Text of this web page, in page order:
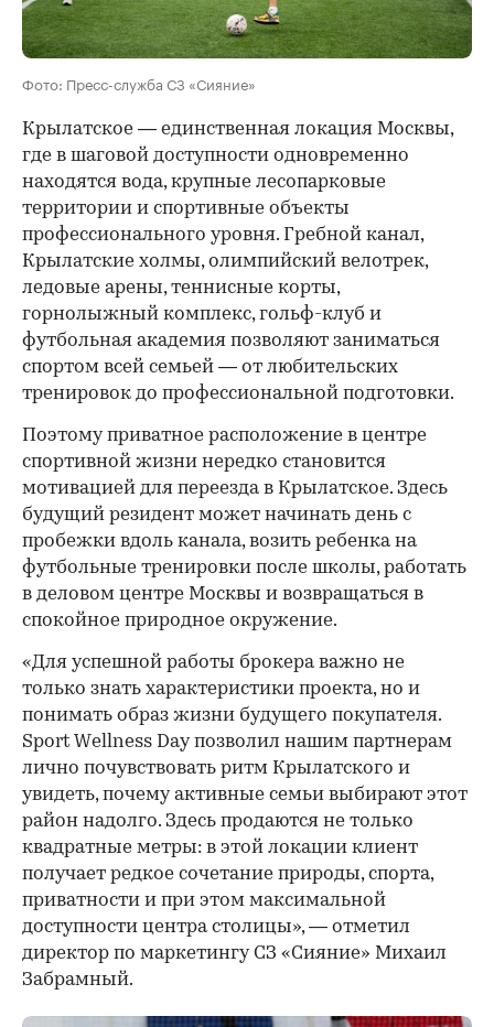
Фото: Пресс-служба СЗ «Сияние»
Крылатское — единственная локация Москвы,
где в шаговой доступности одновременно
находятся вода, крупные лесопарковые
территории и спортивные объекты
профессионального уровня. Гребной канал,
Крылатские холмы, олимпийский велотрек,
ледовые арены, теннисные корты,
горнолыжный комплекс, гольф-клуб и
футбольная академия позволяют заниматься
спортом всей семьей — от любительских
тренировок до профессиональной подготовки.
Поэтому приватное расположение в центре
спортивной жизни нередко становится
мотивацией для переезда в Крылатское. Здесь
будущий резидент может начинать день с
пробежки вдоль канала, возить ребенка на
футбольные тренировки после школы, работать
в деловом центре Москвы и возвращаться в
спокойное природное окружение.
«Для успешной работы брокера важно не
только знать характеристики проекта, но и
понимать образ жизни будущего покупателя.
Sport Wellness Day позволил нашим партнерам
лично почувствовать ритм Крылатского и
увидеть, почему активные семьи выбирают этот
район надолго. Здесь продаются не только
квадратные метры: в этой локации клиент
получает редкое сочетание природы, спорта,
приватности и при этом максимальной
доступности центра столицы», — отметил
директор по маркетингу СЗ «Сияние» Михаил
Забрамный.